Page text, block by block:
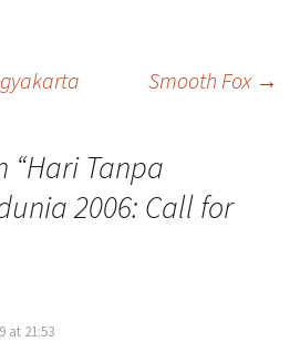
Smooth Fox →
“Hari Tanpa
2006: Call for
at 21:53